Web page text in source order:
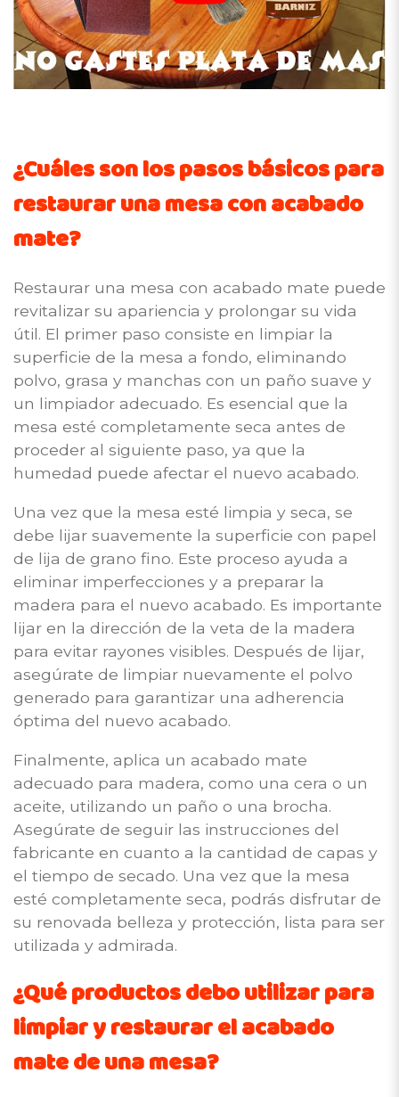
¿Cuáles son los pasos básicos para
restaurar una mesa con acabado
mate?
Restaurar una mesa con acabado mate puede
revitalizar su apariencia y prolongar su vida
útil. El primer paso consiste en limpiar la
superficie de la mesa a fondo, eliminando
polvo, grasa y manchas con un paño suave y
un limpiador adecuado. Es esencial que la
mesa esté completamente seca antes de
proceder al siguiente paso, ya que la
humedad puede afectar el nuevo acabado.
Una vez que la mesa esté limpia y seca, se
debe lijar suavemente la superficie con papel
de lija de grano fino. Este proceso ayuda a
eliminar imperfecciones y a preparar la
madera para el nuevo acabado. Es importante
lijar en la dirección de la veta de la madera
para evitar rayones visibles. Después de lijar,
asegúrate de limpiar nuevamente el polvo
generado para garantizar una adherencia
óptima del nuevo acabado.
Finalmente, aplica un acabado mate
adecuado para madera, como una cera o un
aceite, utilizando un paño o una brocha.
Asegúrate de seguir las instrucciones del
fabricante en cuanto a la cantidad de capas y
el tiempo de secado. Una vez que la mesa
esté completamente seca, podrás disfrutar de
su renovada belleza y protección, lista para ser
utilizada y admirada.
¿Qué productos debo utilizar para
limpiar y restaurar el acabado
mate de una mesa?